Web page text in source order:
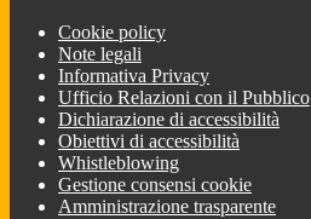
Cookie policy
Note legali
Informativa Privacy
Ufficio Relazioni con il Pubblico
Dichiarazione di accessibilità
Obiettivi di accessibilità
Whistleblowing
Gestione consensi cookie
Amministrazione trasparente